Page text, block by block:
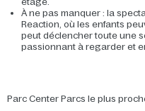
À ne pas manquer : la
Reaction, où les enfants
peut déclencher toute une
passionnant à regarder et
Parc Center Parcs le plus